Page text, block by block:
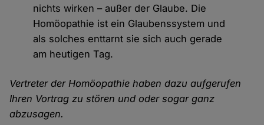
nichts wirken – außer der Glaube. Die
Homöopathie ist ein Glaubenssystem und
als solches enttarnt sie sich auch gerade
am heutigen Tag.
Vertreter der Homöopathie haben dazu aufgerufen
Ihren Vortrag zu stören und oder sogar ganz
abzusagen.